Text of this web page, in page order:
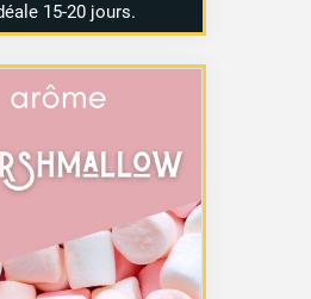
15-20 jours.